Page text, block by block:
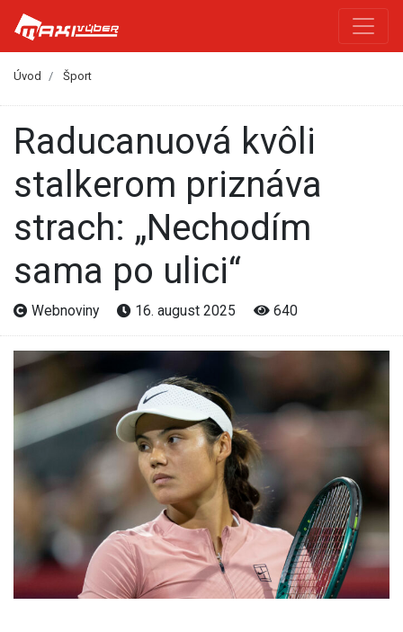
Úvod Šport
Raducanuová kvôli
stalkerom priznáva
strach: „Nechodím
sama po ulici“
Webnoviny 16. august 2025 640